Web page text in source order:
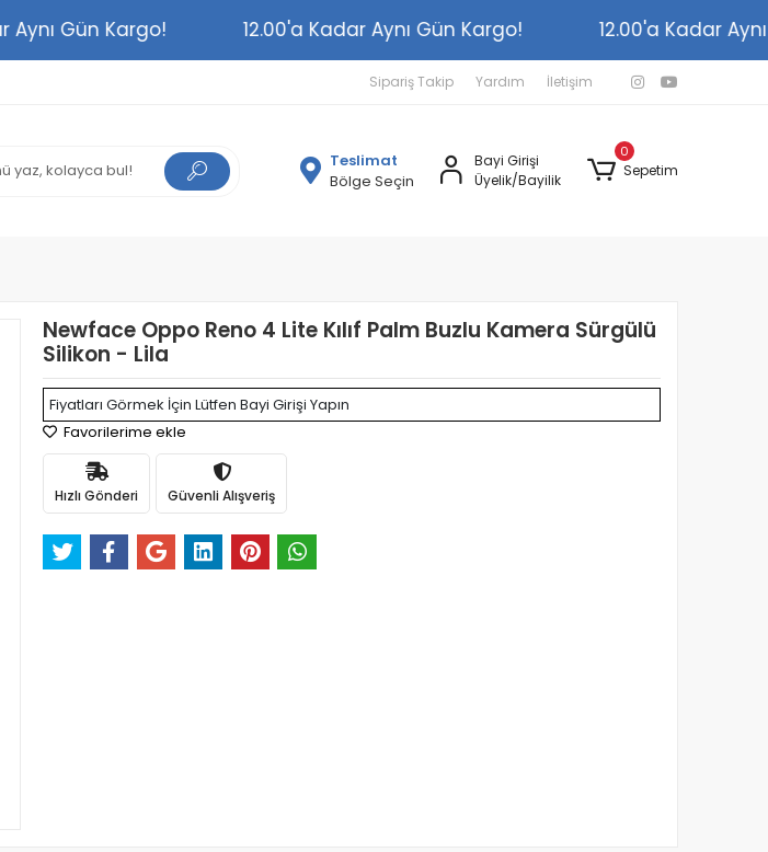
Aynı Gün Kargo! 12.00'a Kadar Aynı Gün Kargo! 12.00'a Kadar
Sipariş Takip Yardım İletişim
Teslimat
Bölge Seçin
Bayi Girişi
Üyelik/Bayilik
0
Sepetim
Newface Oppo Reno 4 Lite Kılıf Palm Buzlu Kamera Sürgülü
Silikon - Lila
Fiyatları Görmek İçin Lütfen Bayi Girişi Yapın
Favorilerime ekle
Hızlı Gönderi Güvenli Alışveriş